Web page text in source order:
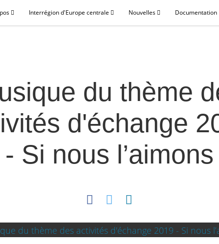
Interrégion d'Europe centrale Nouvelles Documentation
du thème
d'échange
- Si nous l’aimons